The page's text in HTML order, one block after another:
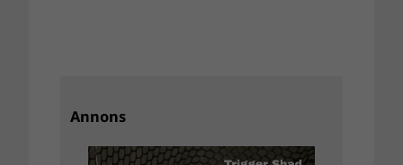
Annons